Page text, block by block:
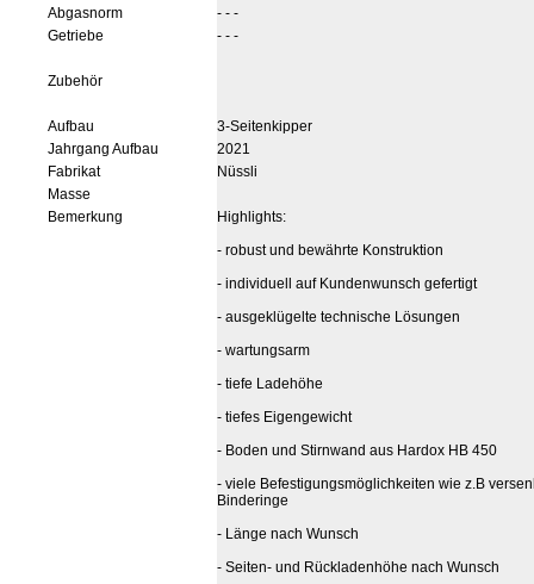
Abgasnorm
- - -
Getriebe
- - -
Zubehör
Aufbau
3-Seitenkipper
Jahrgang Aufbau
2021
Fabrikat
Nüssli
Masse
Bemerkung
Highlights:
- robust und bewährte Konstruktion
- individuell auf Kundenwunsch gefertigt
- ausgeklügelte technische Lösungen
- wartungsarm
- tiefe Ladehöhe
- tiefes Eigengewicht
- Boden und Stirnwand aus Hardox HB 450
- viele Befestigungsmöglichkeiten wie z.B
Binderinge
- Länge nach Wunsch
- Seiten- und Rückladenhöhe nach Wunsch